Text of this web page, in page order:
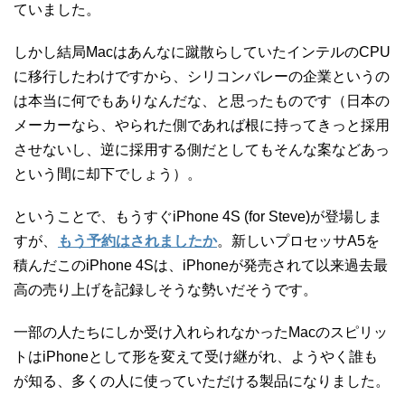
ていました。
しかし結局Macはあんなに蹴散らしていたインテルのCPU
に移行したわけですから、シリコンバレーの企業というの
は本当に何でもありなんだな、と思ったものです（日本の
メーカーなら、やられた側であれば根に持ってきっと採用
させないし、逆に採用する側だとしてもそんな案などあっ
という間に却下でしょう）。
ということで、もうすぐiPhone 4S (for Steve)が登場しま
すが、
もう予約はされましたか。新しいプロセッサA5を
積んだこのiPhone 4Sは、iPhoneが発売されて以来過去最
高の売り上げを記録しそうな勢いだそうです。
一部の人たちにしか受け入れられなかったMacのスピリッ
トはiPhoneとして形を変えて受け継がれ、ようやく誰も
が知る、多くの人に使っていただける製品になりました。